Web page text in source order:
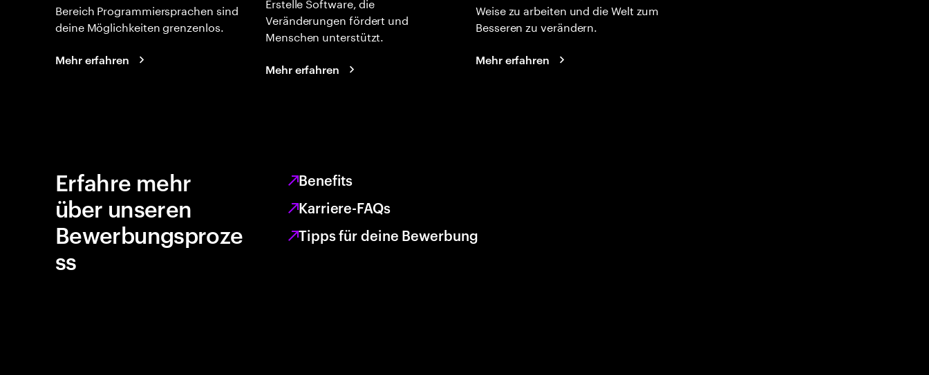
Bereich Programmiersprachen sind
deine Möglichkeiten grenzenlos.
Mehr erfahren
Veränderungen fördert und
Menschen unterstützt.
Mehr erfahren
Weise zu arbeiten und die Welt zum
Besseren zu verändern.
Mehr erfahren
Erfahre mehr
über unseren
Bewerbungsproze
ss
Benefits
Karriere-FAQs
Tipps für deine Bewerbung